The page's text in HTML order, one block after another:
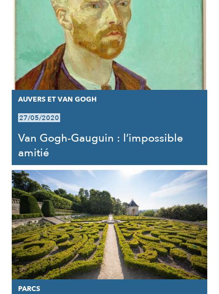
AUVERS ET VAN GOGH
27/05/2020
Van Gogh-Gauguin : l’impossible
amitié
PARCS